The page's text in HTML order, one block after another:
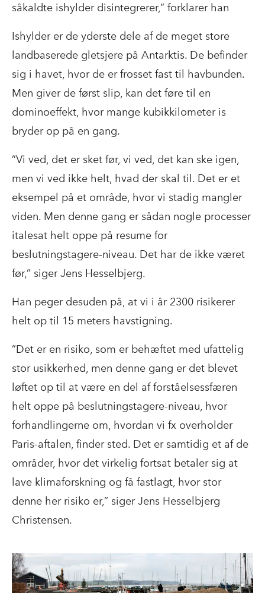
såkaldte ishylder disintegrerer,” forklarer han
Ishylder er de yderste dele af de meget store
landbaserede gletsjere på Antarktis. De befinder
sig i havet, hvor de er frosset fast til havbunden.
Men giver de først slip, kan det føre til en
dominoeffekt, hvor mange kubikkilometer is
bryder op på en gang.
”Vi ved, det er sket før, vi ved, det kan ske igen,
men vi ved ikke helt, hvad der skal til. Det er et
eksempel på et område, hvor vi stadig mangler
viden. Men denne gang er sådan nogle processer
italesat helt oppe på resume for
beslutningstagere-niveau. Det har de ikke været
før,” siger Jens Hesselbjerg.
Han peger desuden på, at vi i år 2300 risikerer
helt op til 15 meters havstigning.
”Det er en risiko, som er behæftet med ufattelig
stor usikkerhed, men denne gang er det blevet
løftet op til at være en del af forståelsessfæren
helt oppe på beslutningstagere-niveau, hvor
forhandlingerne om, hvordan vi fx overholder
Paris-aftalen, finder sted. Det er samtidig et af de
områder, hvor det virkelig fortsat betaler sig at
lave klimaforskning og få fastlagt, hvor stor
denne her risiko er,” siger Jens Hesselbjerg
Christensen.